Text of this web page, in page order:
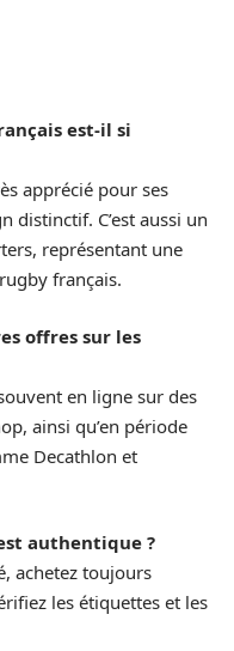
est-il si
apprécié pour ses
distinctif. C’est aussi un
représentant une
français.
offres sur les
en ligne sur des
ainsi qu’en période
Decathlon et
authentique ?
achetez toujours
les étiquettes et les